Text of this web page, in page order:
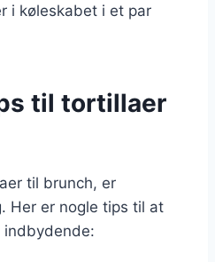
i køleskabet i et par
til tortillaer
til brunch, er
Her er nogle tips til at
indbydende: